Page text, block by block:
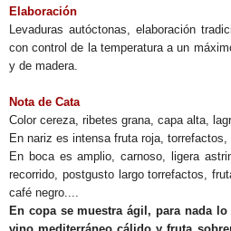
Elaboración
Levaduras autóctonas, elaboración
con control de la temperatura a un
y de madera.
Nota de Cata
Color cereza, ribetes grana, capa alta,
En nariz es intensa fruta roja, torrefactos,
En boca es amplio, carnoso, ligera
recorrido, postgusto largo torrefactos,
café negro....
En copa se muestra ágil, para nada